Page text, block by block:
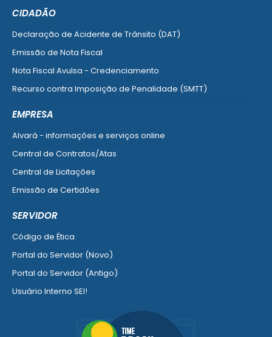
CIDADÃO
Declaração de Acidente de Trânsito (DAT)
Emissão de Nota Fiscal
Nota Fiscal Avulsa - Credenciamento
Recurso contra Imposição de Penalidade (SMTT)
EMPRESA
Alvará - informações e serviços online
Central de Contratos/Atas
Central de Licitações
Emissão de Certidões
SERVIDOR
Código de Ética
Portal do Servidor (Novo)
Portal do Servidor (Antigo)
Usuário Interno SEI!